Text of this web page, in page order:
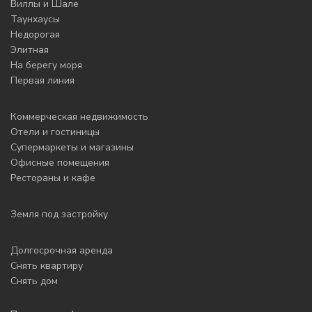
Виллы и Шале
Таунхаусы
Недорогая
Элитная
На берегу моря
Первая линия
Коммерческая недвижимость
Отели и гостиницы
Супермаркеты и магазины
Офисные помещения
Рестораны и кафе
Земля под застройку
Долгосрочная аренда
Снять квартиру
Снять дом